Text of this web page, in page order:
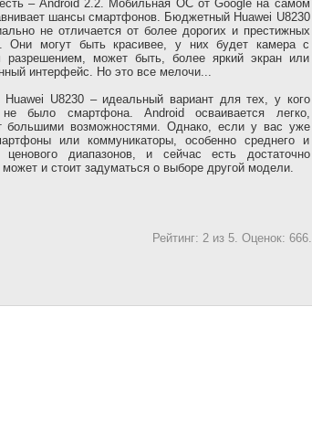
– Android 2.2. Мобильная ОС от Google на самом
шансы смартфонов. Бюджетный Huawei U8230
не отличается от более дорогих и престижных
Они могут быть красивее, у них будет камера с
разрешением, может быть, более яркий экран или
интерфейс. Но это все мелочи...
Huawei U8230 – идеальный вариант для тех, у кого
не было смартфона. Android осваивается легко,
большими возможностями. Однако, если у вас уже
или коммуникаторы, особенно среднего и
ценового диапазонов, и сейчас есть достаточно
может и стоит задуматься о выборе другой модели.
Рейтинг: 2из 5. Оценок: 666.